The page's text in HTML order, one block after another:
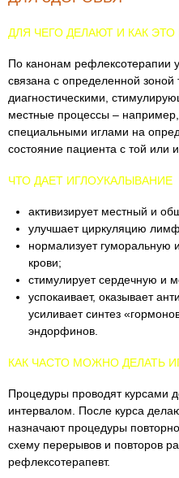
ДЛЯ ЧЕГО ДЕЛАЮТ И КАК ЭТО
По канонам рефлексотерапии
связана с определенной
диагностическими,
местные процессы –
специальными иглами на
состояние пациента с той или
ЧТО ДАЕТ ИГЛОУКАЛЫВАНИЕ
активизирует местный и
улучшает циркуляцию
нормализует гуморальную
крови;
стимулирует сердечную и
успокаивает, оказывает
усиливает синтез
эндорфинов.
КАК ЧАСТО МОЖНО ДЕЛАТЬ
Процедуры проводят курсами
интервалом. После курса
назначают процедуры
схему перерывов и повторов
рефлексотерапевт.